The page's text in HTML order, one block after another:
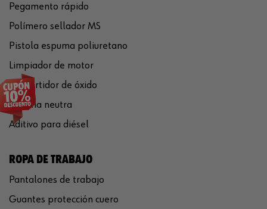
Pegamento rápido
Polímero sellador MS
Pistola espuma poliuretano
Limpiador de motor
Convertidor de óxido
Silicona neutra
Aditivo para diésel
ROPA DE TRABAJO
Pantalones de trabajo
Guantes protección cuero